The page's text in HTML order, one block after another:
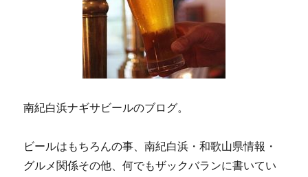
南紀白浜ナギサビールのブログ。
ビールはもちろんの事、南紀白浜・和歌山県情報・
グルメ関係その他、何でもザックバランに書いてい